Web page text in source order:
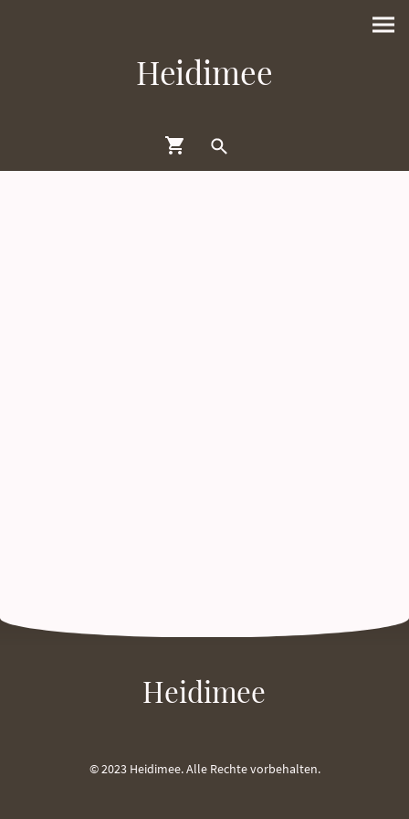
Heidimee
Heidimee
© 2023 Heidimee. Alle Rechte vorbehalten.